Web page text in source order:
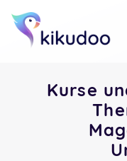
Kurse